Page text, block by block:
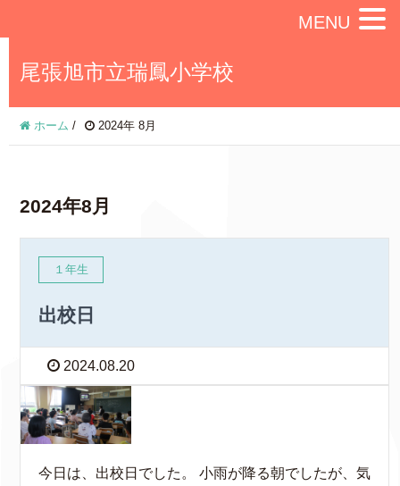
尾張旭市立瑞鳳小学校
ホーム / 2024年 8月
2024年8月
１年生
出校日
2024.08.20
今日は、出校日でした。 小雨が降る朝でしたが、気
MENU